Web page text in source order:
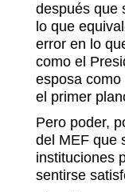
después que
lo que
error en lo
como el
esposa
el primer
Pero poder,
del MEF que
instituciones
sentirse